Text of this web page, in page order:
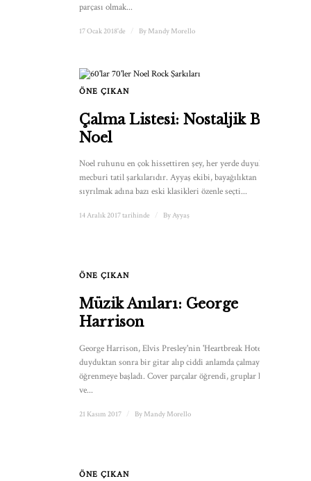
parçası olmak...
17 Ocak 2018'de By Mandy Morello
ÖNE ÇIKAN
Çalma Listesi: Nostaljik Bir
Noel
Noel ruhunu en çok hissettiren şey, her yerde duyulan o
mecburi tatil şarkılarıdır. Ayyaş ekibi, bayağılıktan
sıyrılmak adına bazı eski klasikleri özenle seçti...
14 Aralık 2017 tarihinde ByAyyaş
ÖNE ÇIKAN
Müzik Anıları: George
Harrison
George Harrison, Elvis Presley'nin 'Heartbreak Hotel'ini
duyduktan sonra bir gitar alıp ciddi anlamda çalmayı
öğrenmeye başladı. Cover parçalar öğrendi, gruplar kurdu
ve...
21 Kasım 2017 By Mandy Morello
ÖNE ÇIKAN